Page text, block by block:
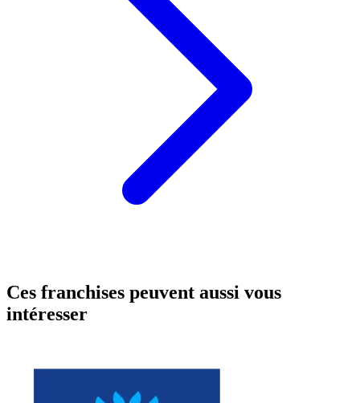
Ces franchises peuvent aussi vous
intéresser